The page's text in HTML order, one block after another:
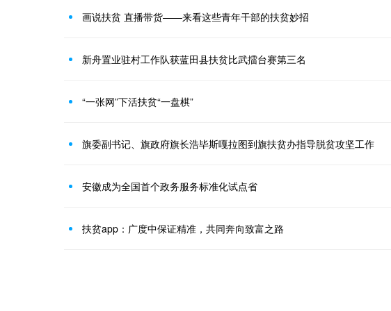
画说扶贫 直播带货——来看这些青年干部的扶贫妙招
新舟置业驻村工作队获蓝田县扶贫比武擂台赛第三名
“一张网”下活扶贫“一盘棋”
旗委副书记、旗政府旗长浩毕斯嘎拉图到旗扶贫办指导脱贫攻坚工作
安徽成为全国首个政务服务标准化试点省
扶贫app：广度中保证精准，共同奔向致富之路